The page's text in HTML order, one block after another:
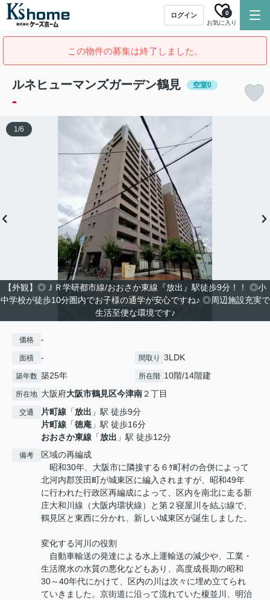
ログイン
お気に入り
0
この物件の募集は終了しました。
ルネヒューマンズガーデン鶴見 空室0
-
【外観】◎ＪＲ学研都市線/おおさか東線『放出』駅徒歩9分！！ ◎小
中学校が徒歩10分圏内でお子様の通学が安心ですね♪ ◎周辺施設充実で
生活至便な環境です♪
1/6
価格 -
面積 - 間取り 3LDK
築年数 築25年 所在階 10階/14階建
所在地 大阪府大阪市鶴見区今津南２丁目
交通 片町線 「放出 」駅 徒歩9分
片町線 「徳庵 」駅 徒歩16分
おおさか東線 「放出 」駅 徒歩12分
備考
区域の再編成
昭和30年、大阪市に隣接する６ｹ町村の合併によって
北河内郡茨田町が城東区に編入されますが、昭和49年
に行われた行政区再編成によって、区内を南北に走る新
庄大和川線（大阪内環状線）と第２寝屋川を結ぶ線で、
鶴見区と東西に分かれ、新しい城東区が誕生しました。
変化する河川の役割
自動車輸送の発達による水上運輸送の減少や、工業・
生活廃水の水質の悪化などもあり、高度成長期の昭和
30～40年代にかけて、区内の川は次々に埋め立てられ
ていきました。京街道に沿って流れていた榎並川、明治